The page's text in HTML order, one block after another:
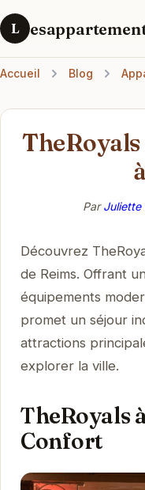
L
Accueil Blog
TheRoyals
ParJuliette
Découvrez
de Reims. Offrant
équipements
promet un séjour
attractions
explorer la ville.
TheRoyals
Confort